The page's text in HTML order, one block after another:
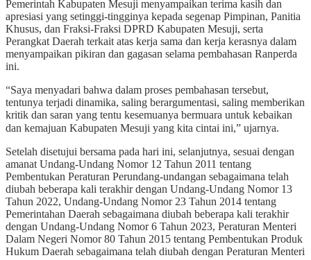
Pemerintah Kabupaten Mesuji menyampaikan terima kasih dan
apresiasi yang setinggi-tingginya kepada segenap Pimpinan, Panitia
Khusus, dan Fraksi-Fraksi DPRD Kabupaten Mesuji, serta
Perangkat Daerah terkait atas kerja sama dan kerja kerasnya dalam
menyampaikan pikiran dan gagasan selama pembahasan Ranperda
ini.
“Saya menyadari bahwa dalam proses pembahasan tersebut,
tentunya terjadi dinamika, saling berargumentasi, saling memberikan
kritik dan saran yang tentu kesemuanya bermuara untuk kebaikan
dan kemajuan Kabupaten Mesuji yang kita cintai ini,” ujarnya.
Setelah disetujui bersama pada hari ini, selanjutnya, sesuai dengan
amanat Undang-Undang Nomor 12 Tahun 2011 tentang
Pembentukan Peraturan Perundang-undangan sebagaimana telah
diubah beberapa kali terakhir dengan Undang-Undang Nomor 13
Tahun 2022, Undang-Undang Nomor 23 Tahun 2014 tentang
Pemerintahan Daerah sebagaimana diubah beberapa kali terakhir
dengan Undang-Undang Nomor 6 Tahun 2023, Peraturan Menteri
Dalam Negeri Nomor 80 Tahun 2015 tentang Pembentukan Produk
Hukum Daerah sebagaimana telah diubah dengan Peraturan Menteri